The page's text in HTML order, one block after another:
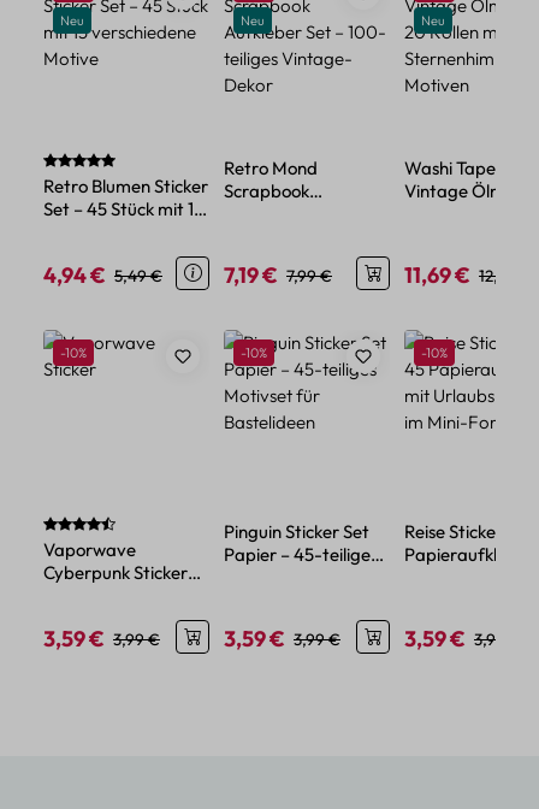
Neu
Durchschnittliche Bewertung von 5 von 5 Sternen
Retro Blumen Sticker
Set – 45 Stück mit 15
Verkaufspreis:
4,94 € Regulärer Preis:
5,49 €
Neu
Retro Mond
Scrapbook
Verkaufspreis:
7,19 € Regulärer Preis:
7,99 €
Neu
Washi Tape Set
Vintage
Verkaufspreis:
11,69 € 12,99 €
Produktgalerie überspringen
Rabatt
-10%
Durchschnittliche Bewertung von 4.6 von 5 Sternen
Vaporwave
Cyberpunk Sticker
Retro-Stil
Verkaufspreis:
3,59 € Regulärer Preis:
3,99 €
Rabatt
-10%
Pinguin Sticker Set
Papier – 45-teiliges
Verkaufspreis:
3,59 € Regulärer Preis:
3,99 €
Rabatt
-10%
Reise Sticker Set
Papieraufkleber
Verkaufspreis:
3,59 € 3,99 €